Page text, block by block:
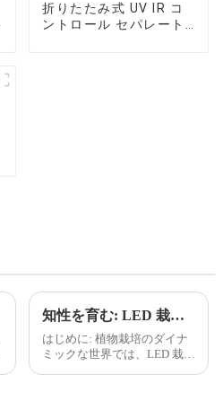
折りたたみ式 UV IR コ
ントロール セパレート
知性を育む: LED 栽培ライトで未来を照らす
はじめに: 植物栽培のダイナ
ミックな世界では、LED 栽培